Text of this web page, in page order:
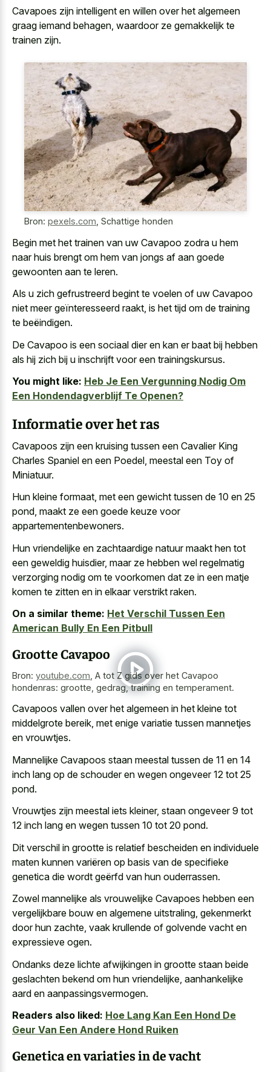
Cavapoes zijn intelligent en willen over het algemeen
graag iemand behagen, waardoor ze gemakkelijk te
trainen zijn.
Bron: pexels.com, Schattige honden
Begin met het trainen van uw Cavapoo zodra u hem
naar huis brengt om hem van jongs af aan goede
gewoonten aan te leren.
Als u zich gefrustreerd begint te voelen of uw Cavapoo
niet meer geïnteresseerd raakt, is het tijd om de training
te beëindigen.
De Cavapoo is een sociaal dier en kan er baat bij hebben
als hij zich bij u inschrijft voor een trainingskursus.
You might like: Heb Je Een Vergunning Nodig Om
Een Hondendagverblijf Te Openen?
Informatie over het ras
Cavapoos zijn een kruising tussen een Cavalier King
Charles Spaniel en een Poedel, meestal een Toy of
Miniatuur.
Hun kleine formaat, met een gewicht tussen de 10 en 25
pond, maakt ze een goede keuze voor
appartementenbewoners.
Hun vriendelijke en zachtaardige natuur maakt hen tot
een geweldig huisdier, maar ze hebben wel regelmatig
verzorging nodig om te voorkomen dat ze in een matje
komen te zitten en in elkaar verstrikt raken.
On a similar theme: Het Verschil Tussen Een
American Bully En Een Pitbull
Grootte Cavapoo
Bron: youtube.com A tot Z gids over het Cavapoo
hondenras: grootte, gedrag, training en temperament.
Cavapoos vallen over het algemeen in het kleine tot
middelgrote bereik, met enige variatie tussen mannetjes
en vrouwtjes.
Mannelijke Cavapoos staan meestal tussen de 11 en 14
inch lang op de schouder en wegen ongeveer 12 tot 25
pond.
Vrouwtjes zijn meestal iets kleiner, staan ongeveer 9 tot
12 inch lang en wegen tussen 10 tot 20 pond.
Dit verschil in grootte is relatief bescheiden en individuele
maten kunnen variëren op basis van de specifieke
genetica die wordt geërfd van hun ouderrassen.
Zowel mannelijke als vrouwelijke Cavapoes hebben een
vergelijkbare bouw en algemene uitstraling, gekenmerkt
door hun zachte, vaak krullende of golvende vacht en
expressieve ogen.
Ondanks deze lichte afwijkingen in grootte staan beide
geslachten bekend om hun vriendelijke, aanhankelijke
aard en aanpassingsvermogen.
Readers also liked: Hoe Lang Kan Een Hond De
Geur Van Een Andere Hond Ruiken
Genetica en variaties in de vacht